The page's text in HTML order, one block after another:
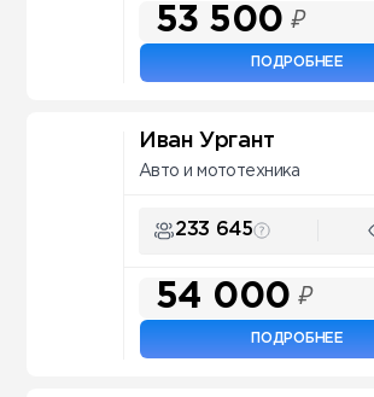
53 500 ₽
ПОДРОБНЕЕ
Иван Ургант
Авто и мототехника
233 645
54 000 ₽
ПОДРОБНЕЕ